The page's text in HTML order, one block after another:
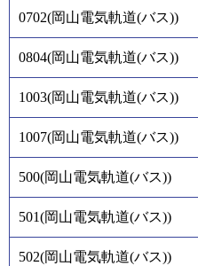
0702(岡山電気軌道(バス))
0804(岡山電気軌道(バス))
1003(岡山電気軌道(バス))
1007(岡山電気軌道(バス))
500(岡山電気軌道(バス))
501(岡山電気軌道(バス))
502(岡山電気軌道(バス))